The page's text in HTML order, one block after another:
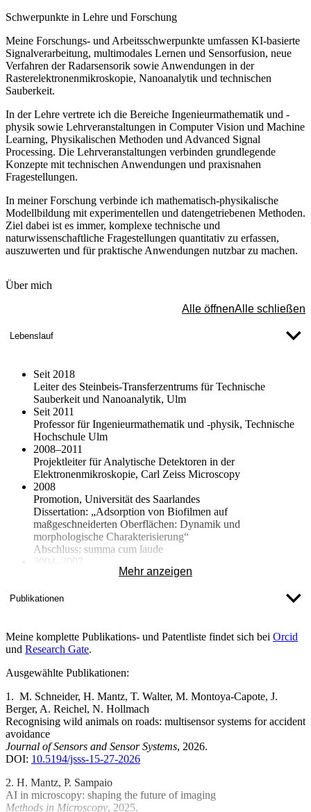
Schwerpunkte in Lehre und Forschung
Meine Forschungs- und Arbeitsschwerpunkte umfassen KI-basierte
Signalverarbeitung, multimodales Lernen und Sensorfusion, neue
Verfahren derRadarsensorik sowie Anwendungen in der
Rasterelektronenmikroskopie, Nanoanalytik und technischen
Sauberkeit.
In der Lehre vertrete ich die Bereiche Ingenieurmathematik und -
physik sowie Lehrveranstaltungen in Computer Vision und Machine
Learning, Physikalischen Methoden und Advanced Signal
Processing. Die Lehrveranstaltungen verbinden grundlegende
Konzepte mit technischen Anwendungen und praxisnahen
Fragestellungen.
In meiner Forschung verbinde ich mathematisch-physikalische
Modellbildung mit experimentellen und datengetriebenen Methoden.
Ziel dabei ist es immer, komplexe technische und
naturwissenschaftliche Fragestellungen quantitativ zu erfassen,
auszuwerten und für praktische Anwendungen nutzbar zu machen.
Über mich
Alle öffnenAlle schließen
Lebenslauf
Seit 2018
Leiter des Steinbeis-Transferzentrums für Technische
Sauberkeit und Nanoanalytik, Ulm
Seit 2011
Professor für Ingenieurmathematik und -physik, Technische
Hochschule Ulm
2008–2011
Projektleiter für Analytische Detektoren in der
Elektronenmikroskopie, Carl Zeiss Microscopy
2008
Promotion, Universität des Saarlandes
Dissertation: „Adsorption von Biofilmen auf
maßgeschneiderten Oberflächen: Dynamik und
morphologische Charakterisierung“
Abschluss: summa cum laude
2004–2007
Wissenschaftlicher Mitarbeiter und Doktorand, Universität des
2003–2004
Thema: Morphologie stochastischer Geometrien und deren
Anwendung in der Statistischen Physik
Forschungsstipendium, University of New York at Stony
1997–2003
Studium der Physik, Mathematik und Informatik, Universität
Ulm
Mehr anzeigen
Publikationen
Meine komplette Publikations- und Patentliste findet sich bei Orcid
und Research Gate.
Ausgewählte Publikationen:
1. M. Schneider, H. Mantz, T. Walter, M. Montoya-Capote, J.
Berger, A. Reichel, N. Hollmach
Recognising wild animals on roads: multisensor systems for accident
avoidance
Journal of Sensors and Sensor Systems, 2026.
DOI: 10.5194/jsss-15-27-2026
2. H. Mantz, P. Sampaio
AI in microscopy: shaping the future of imaging
Methods in Microscopy, 2025.